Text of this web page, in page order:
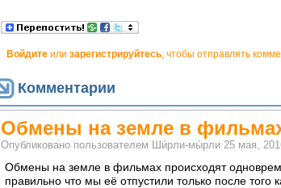
Войдите или зарегистрируйтесь , чтобы отправлять
Комментарии
Обмены на земле в
Опубликовано пользователем Ши́рли-мы́рли 25 мая,
Обмены на земле в фильмах происходят
правильно что мы её отпустили только после